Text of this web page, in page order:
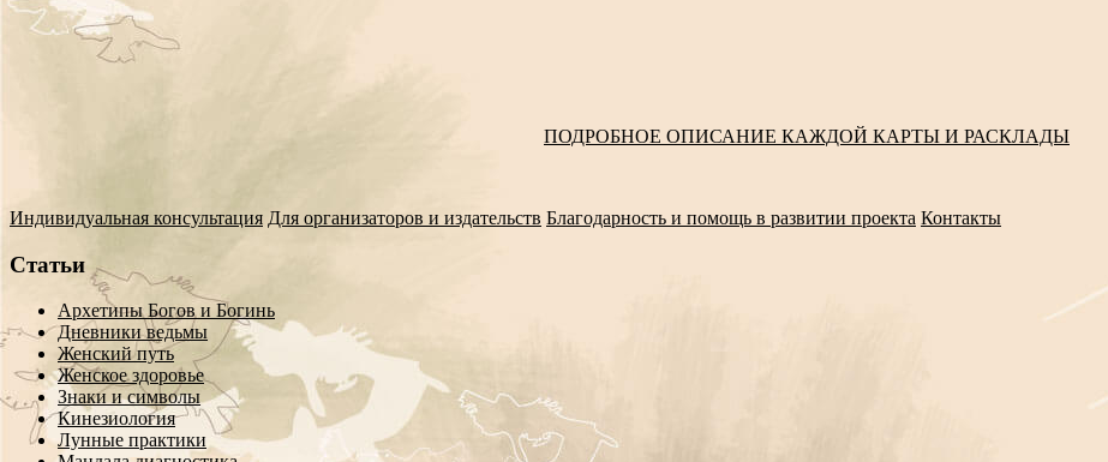
ПОДРОБНОЕ ОПИСАНИЕ КАЖДОЙ КАРТЫ И РАСКЛАДЫ
Индивидуальная консультация Для организаторов и издательств Благодарность и помощь в развитии проекта Контакты
Статьи
Архетипы Богов и Богинь
Дневники ведьмы
Женский путь
Женское здоровье
Знаки и символы
Кинезиология
Лунные практики